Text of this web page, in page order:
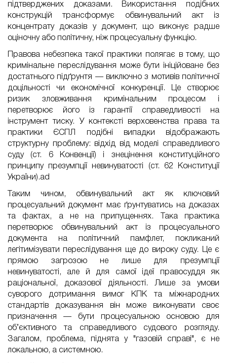
підтверджених доказами. Використання подібних
конструкцій трансформує обвинувальний акт із
концентрату доказів у документ, що виконує радше
оціночну або політичну, ніж процесуальну функцію.
Правова небезпека такої практики полягає в тому, що
кримінальне переслідування може бути ініційоване без
достатнього підґрунтя — виключно з мотивів політичної
доцільності чи економічної конкуренції. Це створює
ризик зловживання кримінальним процесом і
перетворює його із гарантії справедливості на
інструмент тиску. У контексті верховенства права та
практики ЄСПЛ подібні випадки відображають
структурну проблему: відхід від моделі справедливого
суду (ст. 6 Конвенції) і знецінення конституційного
принципу презумпції невинуватості (ст. 62 Конституції
України).ad
Таким чином, обвинувальний акт як ключовий
процесуальний документ має ґрунтуватись на доказах
та фактах, а не на припущеннях. Така практика
перетворює обвинувальний акт із процесуального
документа на політичний памфлет, покликаний
легітимізувати переслідування ще до вироку суду. Це є
прямою загрозою не лише для презумпції
невинуватості, але й для самої ідеї правосуддя як
раціональної, доказової діяльності. Лише за умови
суворого дотримання вимог КПК та міжнародних
стандартів доказування він може виконувати своє
призначення — бути процесуальною основою для
об’єктивного та справедливого судового розгляду.
Загалом, проблема, піднята у "газовій справі", є не
локальною, а системною.